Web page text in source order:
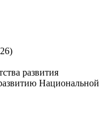
развития
Национальной